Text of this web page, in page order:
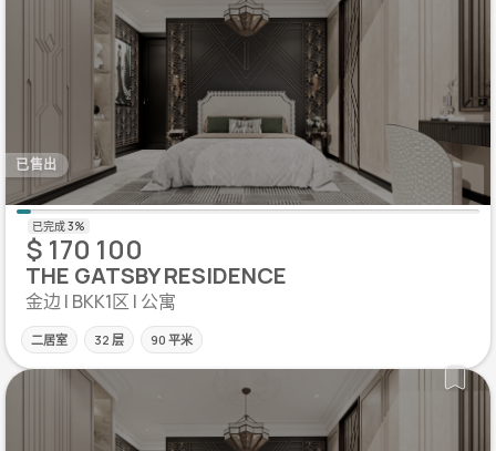
已售出
$ 170 100
THE GATSBY RESIDENCE
金边 | BKK1区 | 公寓
二居室 32 层 90 平米